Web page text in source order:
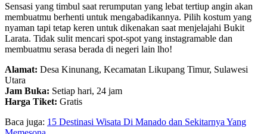
Sensasi yang timbul saat rerumputan yang lebat tertiup angin akan
membuatmu berhenti untuk mengabadikannya. Pilih kostum yang
nyaman tapi tetap keren untuk dikenakan saat menjelajahi Bukit
Larata. Tidak sulit mencari spot-spot yang instagramable dan
membuatmu serasa berada di negeri lain lho!
Alamat: Desa Kinunang, Kecamatan Likupang Timur, Sulawesi
Utara
Jam Buka: Setiap hari, 24 jam
Harga Tiket: Gratis
Baca juga: 15 Destinasi Wisata Di Manado dan Sekitarnya Yang